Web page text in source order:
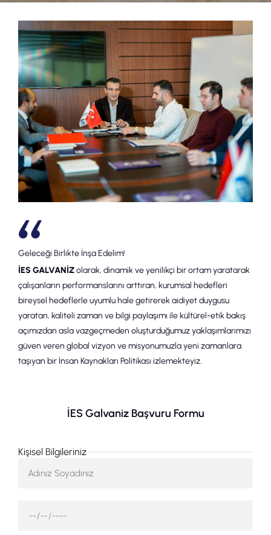
Geleceği Birlikte İnşa Edelim!
İES GALVANİZolarak, dinamik ve yenilikçi bir ortam yaratarak
çalışanların performanslarını arttıran, kurumsal hedefleri
bireysel hedeflerle uyumlu hale getirerek aidiyet duygusu
yaratan, kaliteli zaman ve bilgi paylaşımı ile kültürel-etik bakış
açımızdan asla vazgeçmeden oluşturduğumuz yaklaşımlarımızı
güven veren global vizyon ve misyonumuzla yeni zamanlara
taşıyan bir İnsan Kaynakları Politikası izlemekteyiz.
İES Galvaniz Başvuru Formu
Kişisel Bilgileriniz